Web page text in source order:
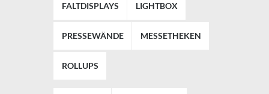
FALTDISPLAYS LIGHTBOX
PRESSEWÄNDE MESSETHEKEN
ROLLUPS